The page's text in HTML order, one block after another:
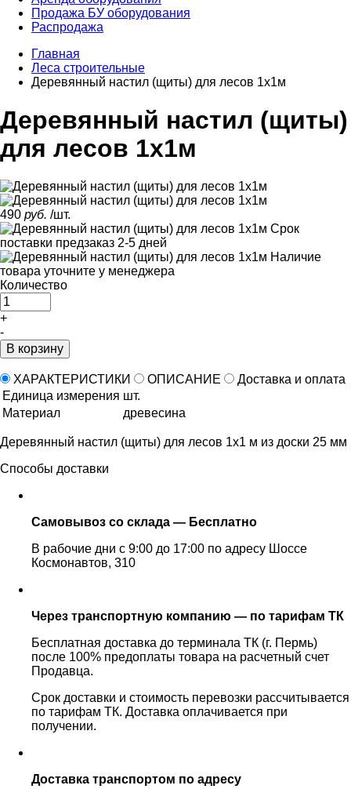
Продажа БУ оборудования
Распродажа
Главная
Леса строительные
Деревянный настил (щиты) для лесов 1х1м
Деревянный настил (щиты)
для лесов 1х1м
490 руб. /шт.
Срок
поставки предзаказ 2-5 дней
Наличие
товара уточните у менеджера
Количество
+
-
В корзину
ХАРАКТЕРИСТИКИ ОПИСАНИЕ
Доставка и оплата
Единица измерения шт.
Материал
древесина
Деревянный настил (щиты) для лесов 1х1 м из доски 25 мм
Способы доставки
Самовывоз со склада — Бесплатно
В рабочие дни с 9:00 до 17:00 по адресу Шоссе
Космонавтов, 310
Через транспортную компанию — по тарифам ТК
Бесплатная доставка до терминала ТК (г. Пермь)
после 100% предоплаты товара на расчетный счет
Продавца.
Срок доставки и стоимость перевозки рассчитывается
по тарифам ТК. Доставка оплачивается при
получении.
Доставка транспортом по адресу